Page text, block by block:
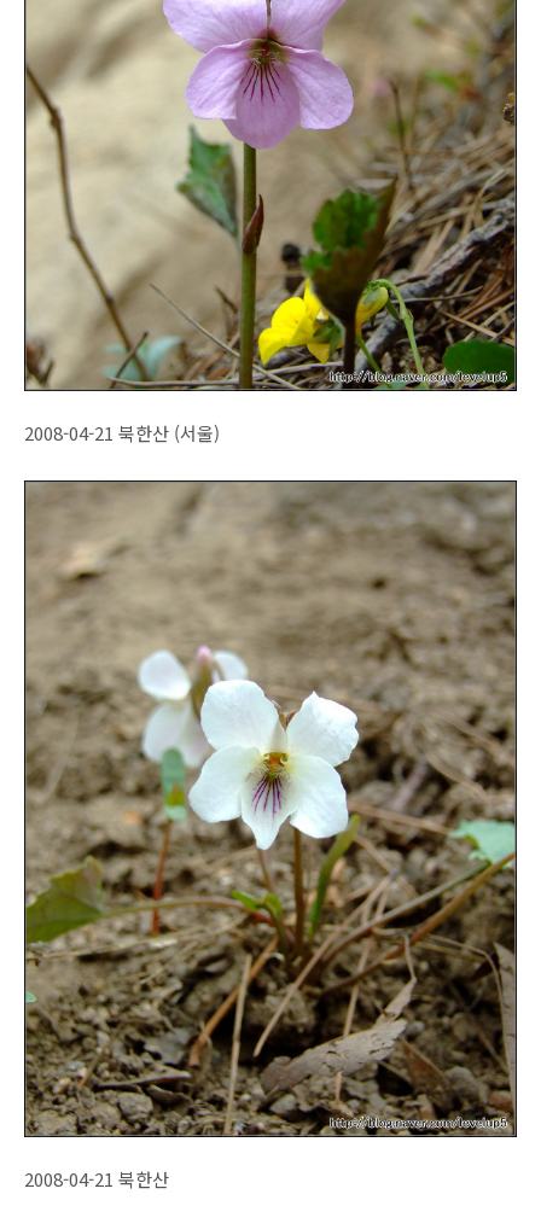
2008-04-21 북한산 (서울)
2008-04-21 북한산